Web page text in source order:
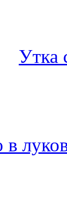
Утка
в